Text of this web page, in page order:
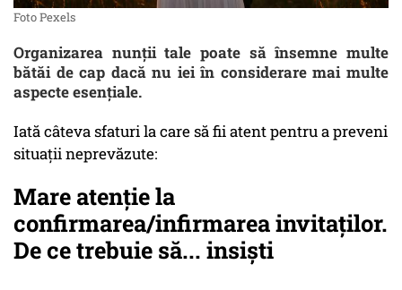
Foto Pexels
Organizarea nunții tale poate să însemne multe
bătăi de cap dacă nu iei în considerare mai multe
aspecte esențiale.
Iată câteva sfaturi la care să fii atent pentru a preveni
situații neprevăzute:
Mare atenție la
confirmarea/infirmarea invitaților.
De ce trebuie să... insiști